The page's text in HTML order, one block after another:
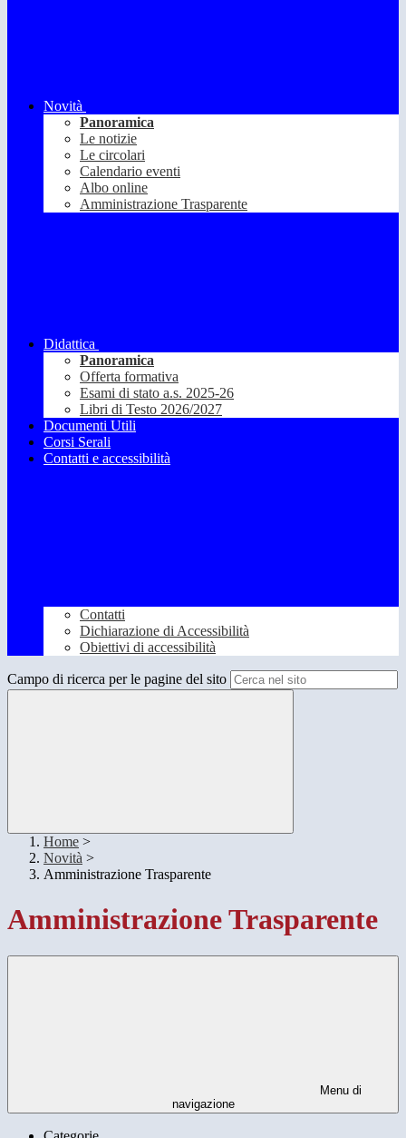
Novità
Panoramica
Le notizie
Le circolari
Calendario eventi
Albo online
Amministrazione Trasparente
Didattica
Panoramica
Offerta formativa
Esami di stato a.s. 2025-26
Libri di Testo 2026/2027
Documenti Utili
Corsi Serali
Contatti e accessibilità
Contatti
Dichiarazione di Accessibilità
Obiettivi di accessibilità
Campo di ricerca per le pagine del sito
Home >
Novità >
Amministrazione Trasparente
Amministrazione Trasparente
Menu di
navigazione